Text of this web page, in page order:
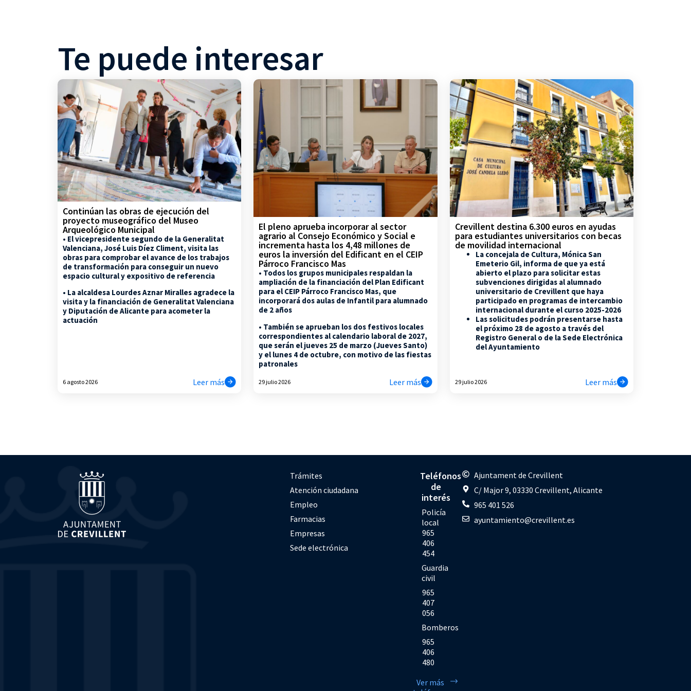
Te puede interesar
Continúan las obras de ejecución del
proyecto museográfico del Museo
Arqueológico Municipal
• El vicepresidente segundo de la Generalitat
Valenciana, José Luis Díez Climent, visita las
obras para comprobar el avance de los trabajos
de transformación para conseguir un nuevo
espacio cultural y expositivo de referencia
• La alcaldesa Lourdes Aznar Miralles agradece la
visita y la financiación de Generalitat Valenciana
y Diputación de Alicante para acometer la
actuación
6 agosto 2026 Leer más
El pleno aprueba incorporar al sector
agrario al Consejo Económico y Social e
incrementa hasta los 4,48 millones de
euros la inversión del Edificant en el CEIP
Párroco Francisco Mas
• Todos los grupos municipales respaldan la
ampliación de la financiación del Plan Edificant
para el CEIP Párroco Francisco Mas, que
incorporará dos aulas de Infantil para alumnado
de 2 años
• También se aprueban los dos festivos locales
correspondientes al calendario laboral de 2027,
que serán el jueves 25 de marzo (Jueves Santo)
y el lunes 4 de octubre, con motivo de las fiestas
patronales
29 julio 2026 Leer más
Crevillent destina 6.300 euros en ayudas
para estudiantes universitarios con becas
de movilidad internacional
La concejala de Cultura, Mónica San
Emeterio Gil, informa de que ya está
abierto el plazo para solicitar estas
subvenciones dirigidas al alumnado
universitario de Crevillent que haya
participado en programas de intercambio
internacional durante el curso 2025-2026
Las solicitudes podrán presentarse hasta
el próximo 28 de agosto a través del
Registro General o de la Sede Electrónica
del Ayuntamiento
29 julio 2026 Leer más
Trámites
Atención ciudadana
Empleo
Farmacias
Empresas
Sede electrónica
Teléfonos
de
interés
Policía
local
965
406
454
Guardia
civil
965
407
056
Bomberos
965
406
480
Ver más
Ajuntament de Crevillent
C/ Major 9, 03330 Crevillent, Alicante
965 401 526
ayuntamiento@crevillent.es